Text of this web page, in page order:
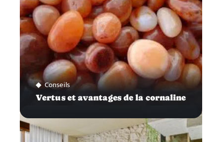
Conseils
Vertus et avantages de la cornaline